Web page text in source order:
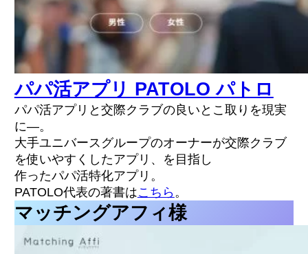
パパ活アプリ PATOLO パトロ
パパ活アプリと交際クラブの良いとこ取りを現実
に—。
大手ユニバースグループのオーナーが交際クラブ
を使いやすくしたアプリ、を目指し
作ったパパ活特化アプリ。
PATOLO代表の著書はこちら。
マッチングアフィ様